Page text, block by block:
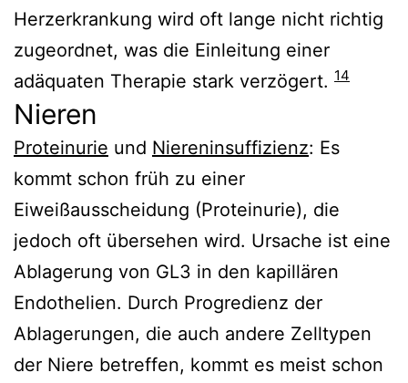
Herzerkrankung wird oft lange nicht richtig
zugeordnet, was die Einleitung einer
adäquaten Therapie stark verzögert. 14
Nieren
Proteinurie und Niereninsuffizienz: Es
kommt schon früh zu einer
Eiweißausscheidung (Proteinurie), die
jedoch oft übersehen wird. Ursache ist eine
Ablagerung von GL3 in den kapillären
Endothelien. Durch Progredienz der
Ablagerungen, die auch andere Zelltypen
der Niere betreffen, kommt es meist schon